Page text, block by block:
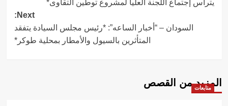
يترأس إجتماع اللجنة العليا لمشروع توطين التقاوى*
Next:
السودان – “أخبار الساعه”: *رئيس مجلس السيادة يتفقد
المتأثرين بالسيول والأمطار بمحلية طوكر*
المزيد من القصص
متابعات